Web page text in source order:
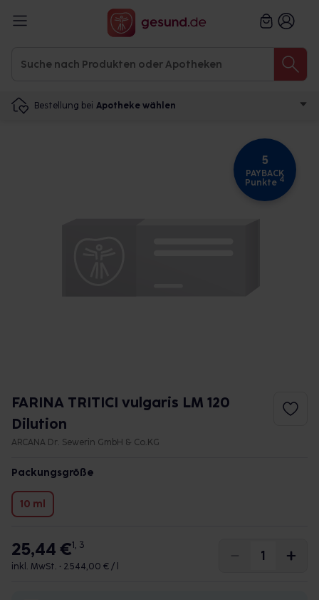
Bestellung bei Apotheke wählen
5
PAYBACK
Punkte 4
FARINA TRITICI vulgaris LM 120
Dilution
ARCANA Dr. Sewerin GmbH & Co.KG
Packungsgröße
10 ml
25,44 €1, 3
inkl. MwSt. • 2.544,00 € / l